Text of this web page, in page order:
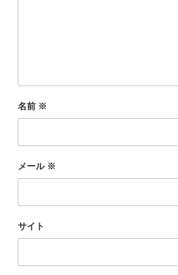
名前 ※
メール ※
サイト